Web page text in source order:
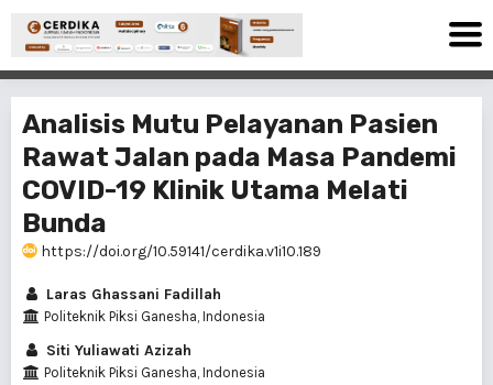
Analisis Mutu Pelayanan Pasien
Rawat Jalan pada Masa Pandemi
COVID-19 Klinik Utama Melati
Bunda
https://doi.org/10.59141/cerdika.v1i10.189
Laras Ghassani Fadillah
Politeknik Piksi Ganesha, Indonesia
Siti Yuliawati Azizah
Politeknik Piksi Ganesha, Indonesia